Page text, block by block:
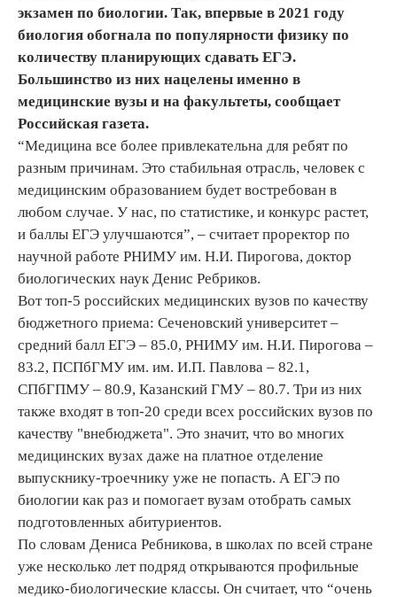
экзамен по биологии. Так, впервые в 2021 году
биология обогнала по популярности физику по
количеству планирующих сдавать ЕГЭ.
Большинство из них нацелены именно в
медицинские вузы и на факультеты, сообщает
Российская газета.
“Медицина все более привлекательна для ребят по
разным причинам. Это стабильная отрасль, человек с
медицинским образованием будет востребован в
любом случае. У нас, по статистике, и конкурс растет,
и баллы ЕГЭ улучшаются”, – считает проректор по
научной работе РНИМУ им. Н.И. Пирогова, доктор
биологических наук Денис Ребриков.
Вот топ-5 российских медицинских вузов по качеству
бюджетного приема: Сеченовский университет –
средний балл ЕГЭ – 85.0, РНИМУ им. Н.И. Пирогова –
83.2, ПСПбГМУ им. им. И.П. Павлова – 82.1,
СПбГПМУ – 80.9, Казанский ГМУ – 80.7. Три из них
также входят в топ-20 среди всех российских вузов по
качеству "внебюджета". Это значит, что во многих
медицинских вузах даже на платное отделение
выпускнику-троечнику уже не попасть. А ЕГЭ по
биологии как раз и помогает вузам отобрать самых
подготовленных абитуриентов.
По словам Дениса Ребникова, в школах по всей стране
уже несколько лет подряд открываются профильные
медико-биологические классы. Он считает, что “очень